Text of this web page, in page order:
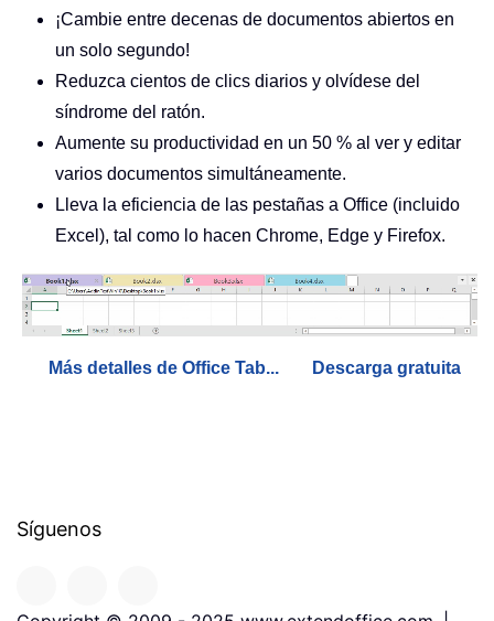
¡Cambie entre decenas de documentos abiertos en
un solo segundo!
Reduzca cientos de clics diarios y olvídese del
síndrome del ratón.
Aumente su productividad en un 50 % al ver y editar
varios documentos simultáneamente.
Lleva la eficiencia de las pestañas a Office (incluido
Excel), tal como lo hacen Chrome, Edge y Firefox.
Más detalles de Office Tab... Descarga gratuita
Síguenos